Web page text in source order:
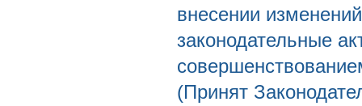
внесении
законодательные
(Принят